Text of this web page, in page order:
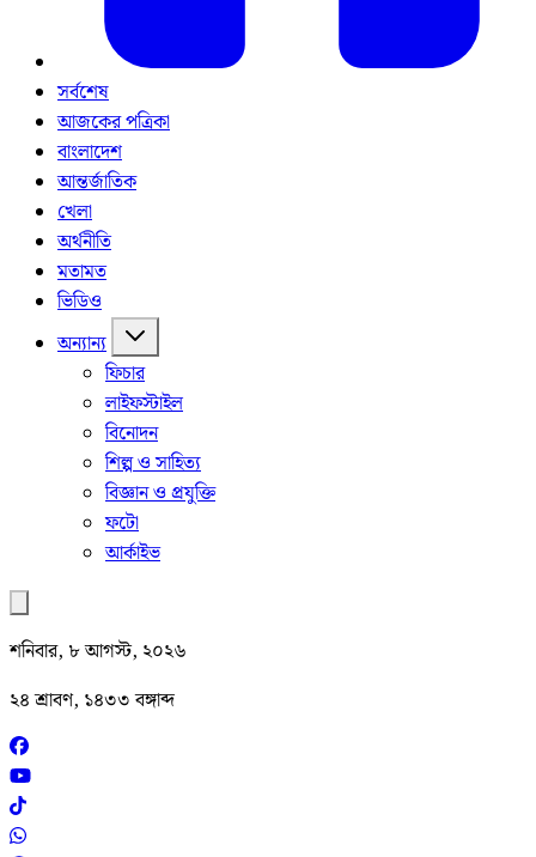
সর্বশেষ
আজকের পত্রিকা
বাংলাদেশ
আন্তর্জাতিক
খেলা
অর্থনীতি
মতামত
ভিডিও
অন্যান্য
ফিচার
লাইফস্টাইল
বিনোদন
শিল্প ও সাহিত্য
বিজ্ঞান ও প্রযুক্তি
ফটো
আর্কাইভ
শনিবার, ৮ আগস্ট, ২০২৬
২৪ শ্রাবণ, ১৪৩৩ বঙ্গাব্দ